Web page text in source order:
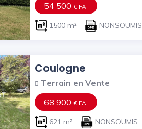
54 500€ FAI
1500 m² NONSOUMIS
Coulogne
Terrain en Vente
68 900€ FAI
621 m² NONSOUMIS